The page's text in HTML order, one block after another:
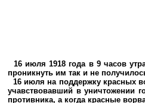
16 июля 1918 года в 9 часов
проникнуть им так и не
16 июля на поддержку красных
учавствовавший в уничтожении
противника, а когда красные